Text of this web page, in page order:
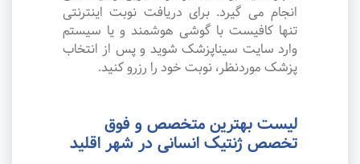
انجام می گیرد. برای دریافت نوبت اینترنتی
تنها کافیست با گوشی هوشمند و یا سیستم
وارد سایت سیناپزشک شوید و پس از انتخاب
پزشک موردنظر، نوبت خود را رزرو کنید.
لیست بهترین متخصص و فوق
تخصص ژنتیک انسانی در شهر اقلید